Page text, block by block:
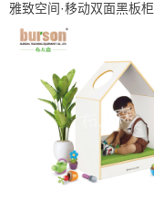
雅致空间·移动双面黑板柜